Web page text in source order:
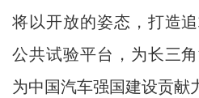
将以开放的姿态，打造
公共试验平台，为长三
为中国汽车强国建设贡献